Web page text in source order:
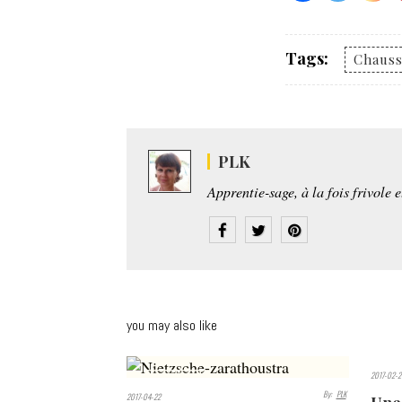
Tags:
PLK
Apprentie-sage, à la fois frivole
you may also like
2017-04-22 By: PLK
2017-02-